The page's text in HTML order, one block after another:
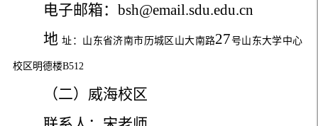
电子邮箱： bsh@email.sdu.edu.cn
地 址：山东省济南市历城区山大南路27号山东大学中心
校区明德楼B512
（二）威海校区